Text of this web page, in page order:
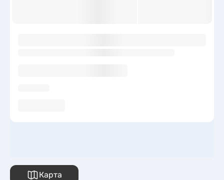
Карта